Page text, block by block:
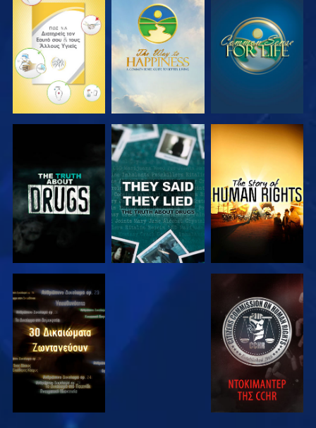
ΠΑΡΑΚΟΛΟΥΘΗΣΤΕ ΠΑΡΑΚΟΛΟΥΘΗΣΤΕ ΠΑΡΑΚΟΛΟΥΘΗΣΤΕ
ΠΑΡΑΚΟΛΟΥΘΗΣΤΕ ΠΑΡΑΚΟΛΟΥΘΗΣΤΕ ΠΑΡΑΚΟΛΟΥΘΗΣΤΕ
ΠΑΡΑΚΟΛΟΥΘΗΣΤΕ ΠΑΡΑΚΟΛΟΥΘΗΣΤΕ